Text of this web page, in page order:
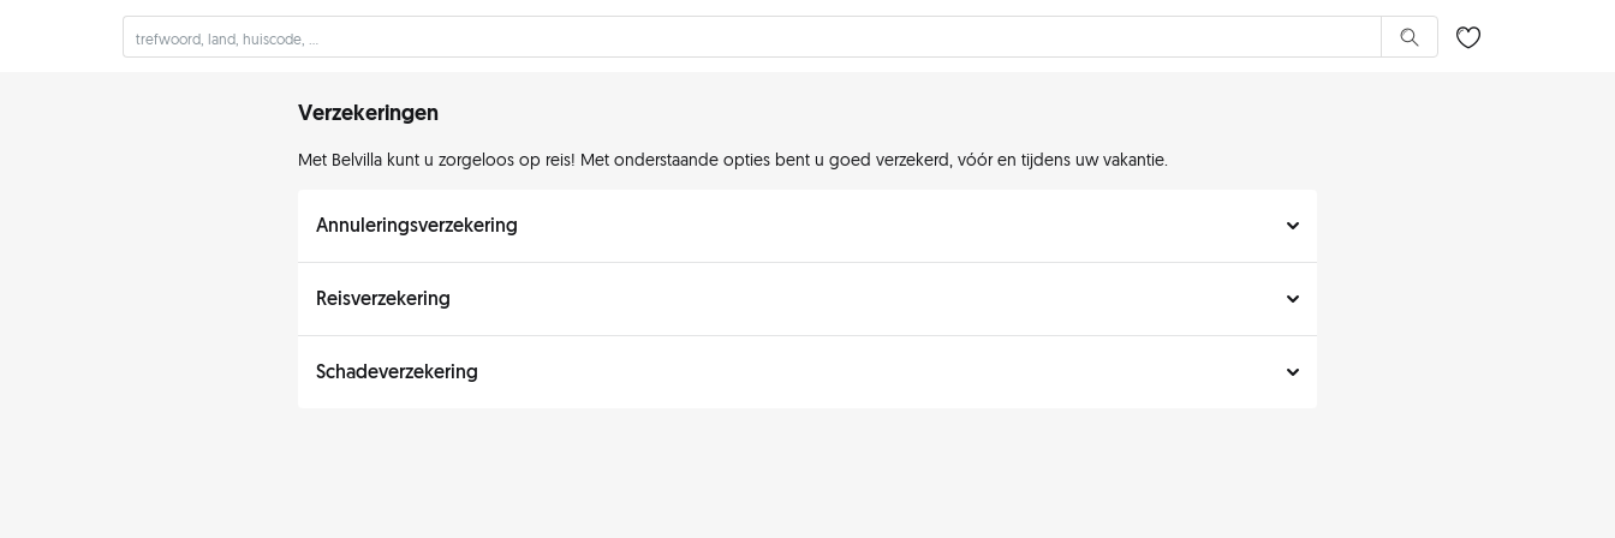
Verzekeringen
Met Belvilla kunt u zorgeloos op reis! Met onderstaande opties bent u goed verzekerd, vóór en tijdens uw vakantie.
Annuleringsverzekering
Reisverzekering
Schadeverzekering